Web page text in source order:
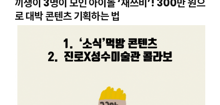
로 대박 콘텐츠 기획하는 법